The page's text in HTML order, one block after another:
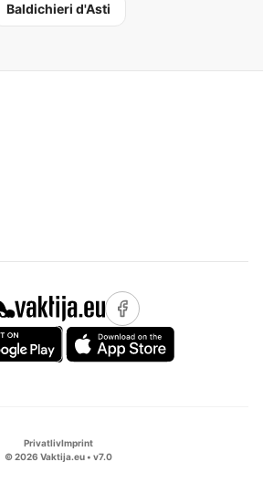
Baldichieri d'Asti
PrivatlivImprint
©2026 Vaktija.eu • v7.0